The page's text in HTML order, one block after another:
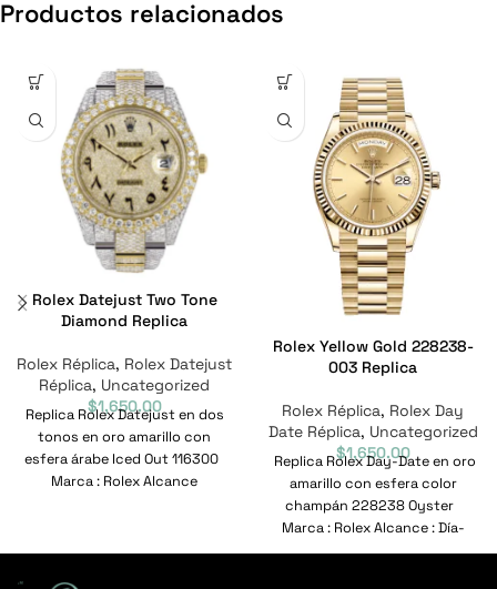
Productos relacionados
Rolex Datejust Two Tone
Diamond Replica
Rolex Réplica, Rolex Datejust
Réplica, Uncategorized
$1,650.00
Replica Rolex Datejust en dos
tonos en oro amarillo con
esfera árabe Iced Out 116300
Marca : Rolex Alcance
Rolex Yellow Gold 228238-
003 Replica
Rolex Réplica, Rolex Day
Date Réplica, Uncategorized
$1,650.00
Replica Rolex Day-Date en oro
amarillo con esfera color
champán 228238 Oyster
Marca : Rolex Alcance : Día-
Fecha Modelo